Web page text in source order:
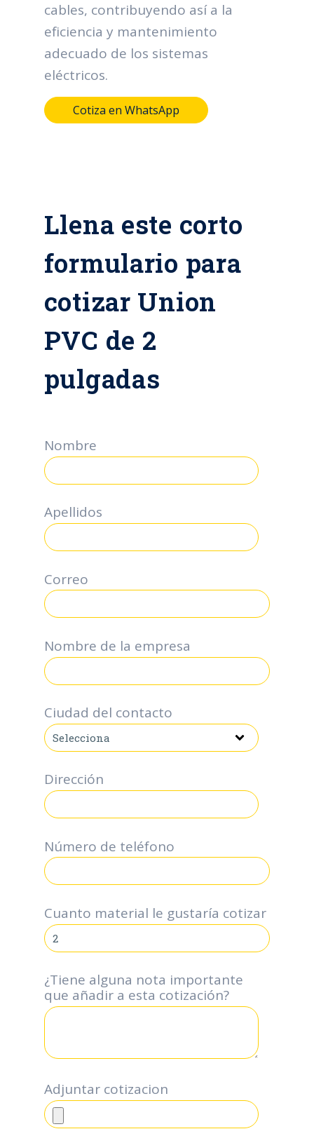
cables, contribuyendo así a la
eficiencia y mantenimiento
adecuado de los sistemas
eléctricos.
Cotiza en WhatsApp
Llena este corto
formulario para
cotizar Union
PVC de 2
pulgadas
Nombre
Apellidos
Correo
Nombre de la empresa
Ciudad del contacto
Dirección
Número de teléfono
Cuanto material le gustaría cotizar
¿Tiene alguna nota importante
que añadir a esta cotización?
Adjuntar cotizacion